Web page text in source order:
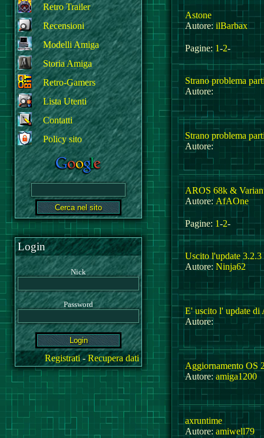
Retro Trailer
Recensioni
Modelli Amiga
Storia Amiga
Retro-Gamers
Lista Utenti
Contatti
Policy sito
Login
Nick
Password
Registrati-Recupera dati
Astone
Autore: ilBarbax
Pagine: 1-2-
Strano problema
Autore:
Strano problema
Autore:
AROS 68k &
Autore: AfAOne
Pagine: 1-2-
Uscito l'update
Autore: Ninja62
E' uscito l' update di
Autore:
Aggiornamento OS
Autore: amiga1200
axruntime
Autore: amiwell79